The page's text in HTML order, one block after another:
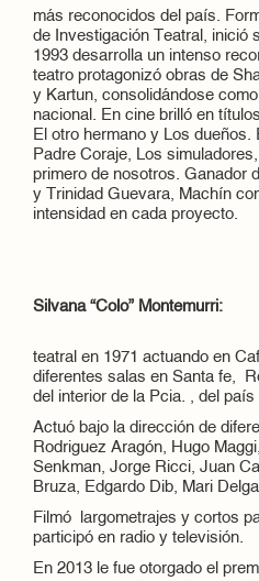
más reconocidos del país.
de Investigación Teatral, inició
1993 desarrolla un intenso
teatro protagonizó obras de
y Kartun, consolidándose
nacional. En cine brilló en
El otro hermano y Los dueños.
Padre Coraje, Los
primero de nosotros. Ganador
y Trinidad Guevara, Machín
intensidad en cada proyecto.
Silvana “Colo” Montemurri:
teatral en 1971 actuando en
diferentes salas en Santa fe,
del interior de la Pcia. , del
Actuó bajo la dirección de
Rodriguez Aragón, Hugo
Senkman, Jorge Ricci, Juan
Bruza, Edgardo Dib, Mari
Filmó largometrajes y cortos
participó en radio y televisión.
En 2013 le fue otorgado el